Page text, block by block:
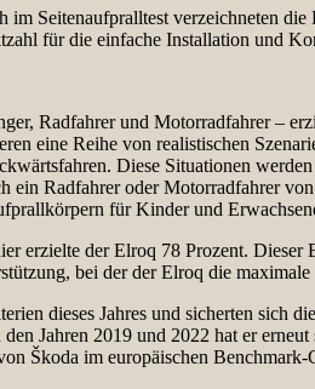
Seitenaufpralltest verzeichneten
für die einfache Installation und
Radfahrer und Motorradfahrer –
eine Reihe von realistischen
Diese Situationen
ein Radfahrer oder Motorradfahrer
für Kinder und
erzielte der Elroq 78 Prozent.
bei der der Elroq die
dieses Jahres und sicherten sich
Jahren 2019 und 2022 hat er
Škoda im europäischen Benchmark-